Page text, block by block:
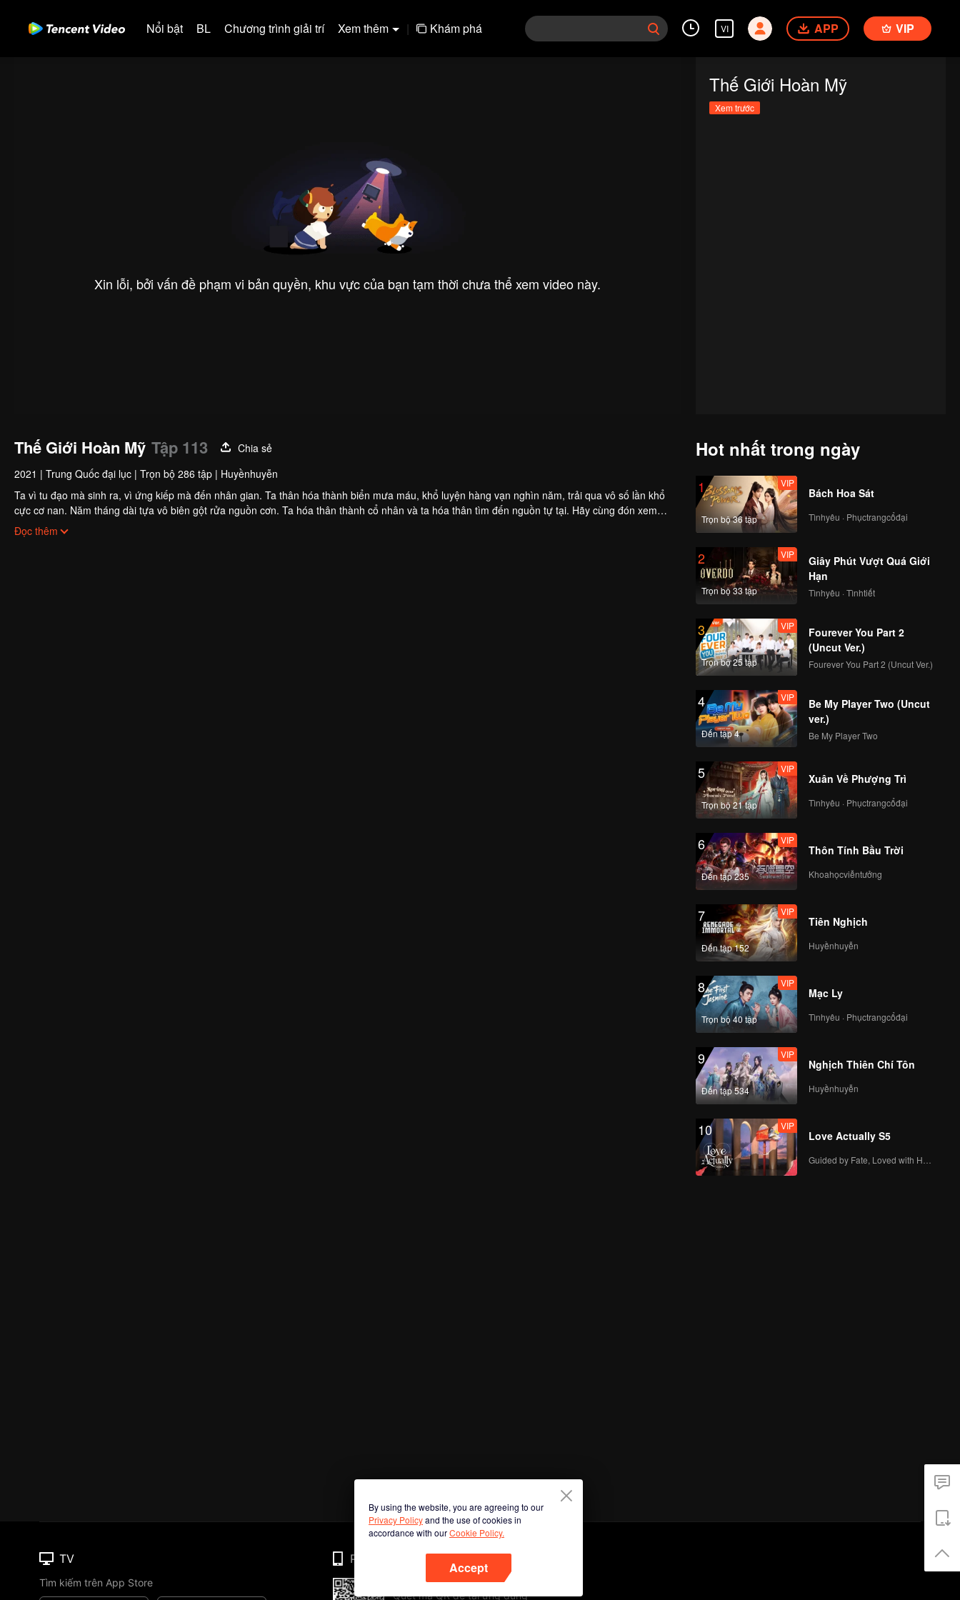
Nổi bật BL Chương trình giải trí Xem thêm | Khám phá VI APP VIP
Xin lỗi, bởi vấn đề phạm vi bản quyền, khu vực của bạn tạm thời chưa thể xem video này.
Thế Giới Hoàn Mỹ
Xem trước
Thế Giới Hoàn Mỹ Tập 113
Chia sẻ
2021 | Trung Quốc đại lục | Trọn bộ 286 tập | Huyềnhuyễn
Ta vì tu đạo mà sinh ra, vì ứng kiếp mà đến nhân gian. Ta thân hóa thành biển mưa máu, khổ luyện hàng vạn nghìn năm, trải qua vô số lần khổ
cực cơ nan. Năm tháng dài tựa vô biên gột rửa nguồn cơn. Ta hóa thân thành cổ nhân và ta hóa thân tìm đến nguồn tự tại. Hãy cùng đón xem
series "Thế Giới Hoàn Mỹ" để biết Thạch Hạo làm sao để tạo nên một kiếp huy hoàng, mở ra một danh thoại bất hủ.
Đọc thêm
Hot nhất trong ngày
1
Trọn bộ 36 tập
VIP
Bách Hoa Sát
Tìnhyêu · Phụctrangcổđại
2
Trọn bộ 33 tập
VIP
Giây Phút Vượt Quá Giới
Hạn
Tìnhyêu · Tìnhtiết
3
Trọn bộ 25 tập
VIP
Fourever You Part 2
(Uncut Ver.)
Fourever You Part 2 (Uncut Ver.)
4
Đến tập 4
VIP
Be My Player Two (Uncut
ver.)
Be My Player Two
5
Trọn bộ 21 tập
VIP
Xuân Về Phượng Trì
Tìnhyêu · Phụctrangcổđại
6
Đến tập 235
VIP
Thôn Tính Bầu Trời
Khoahọcviễntưởng
7
Đến tập 152
VIP
Tiên Nghịch
Huyềnhuyễn
8
Trọn bộ 40 tập
VIP
Mạc Ly
Tìnhyêu · Phụctrangcổđại
9
Đến tập 534
VIP
Nghịch Thiên Chí Tôn
Huyềnhuyễn
10 VIP
Love Actually S5
By using the website, you are agreeing to our
Privacy Policyand the use of cookies in
accordance with ourCookie Policy.
Accept
TV
Tìm kiếm trên App Store
Phone
Quét mã QR để tải ứng dụng